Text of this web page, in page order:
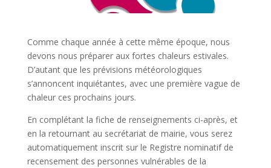
Comme chaque année à cette même époque, nous
devons nous préparer aux fortes chaleurs estivales.
D’autant que les prévisions météorologiques
s’annoncent inquiétantes, avec une première vague de
chaleur ces prochains jours.
En complétant la fiche de renseignements ci-après, et
en la retournant au secrétariat de mairie, vous serez
automatiquement inscrit sur le Registre nominatif de
recensement des personnes vulnérables de la